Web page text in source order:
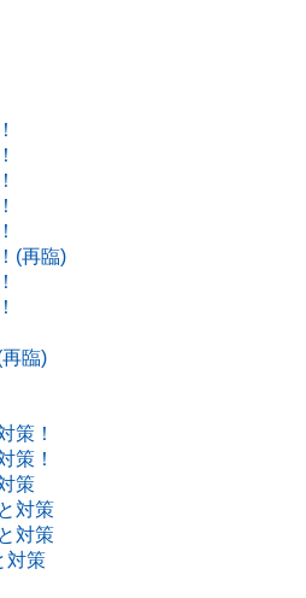
(再臨)
臨)
策！
策！
策
対策
対策
対策